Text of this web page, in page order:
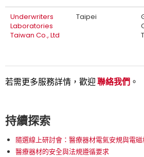
Underwriters
Laboratories
Taiwan Co., Ltd
Taipei
若需更多服務詳情，歡迎聯絡我們 。
持續探索
隨選線上研討會：醫療器材電氣安規與電
醫療器材的安全與法規遵循要求